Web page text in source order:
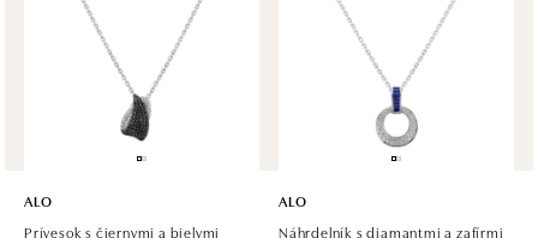
ALO diamonds OC Olympia, Brno
U Dálnice 777, 664 42 Modřice
tel.: +420 733 397 316, +420 605 231 821
dnes otvorené od 09:00
ALO diamonds OC Palladium, Praha 1
Náměstí Republiky 1, 110 00 Praha 1 - Nové Město
ALO
Prívesok s čiernymi a bielymi
ALO
Náhrdelník s diamantmi a zafírmi